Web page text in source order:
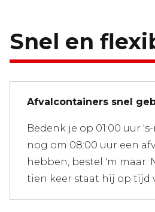
Snel en
Afvalcontainers snel
Bedenk je op 01:00 uur
nog om 08:00 uur een
hebben, bestel 'm maar.
tien keer staat hij op tijd